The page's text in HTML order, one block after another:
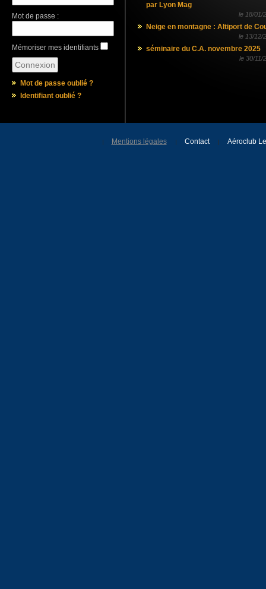
Mot de passe :
Mémoriser mes identifiants
Mot de passe oublié ?
Identifiant oublié ?
par Lyon Mag
le 18/01/
Neige en montagne : Altiport de
le 13/12/
séminaire du C.A. novembre 2025
le 30/11/
Mentions légales Contact Aéroclub